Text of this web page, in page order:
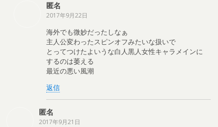
匿名
2017年9月22日
海外でも微妙だったしなぁ
主人公変わったスピンオフみたいな扱いで
とってつけたよいうな白人黒人女性キャラメインに
するのは萎える
最近の悪い風潮
返信
匿名
2017年9月21日